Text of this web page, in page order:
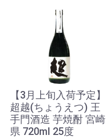
【3月上旬入荷予定】
超越(ちょうえつ) 王
手門酒造 芋焼酎 宮崎
県 720ml 25度